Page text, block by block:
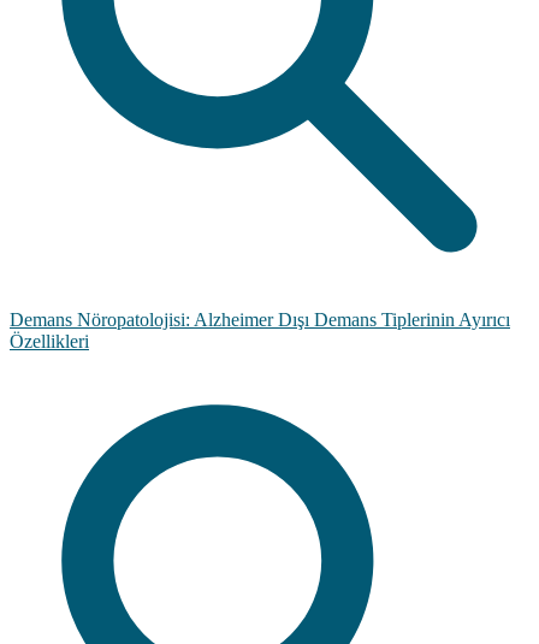
Demans Nöropatolojisi: Alzheimer Dışı Demans Tiplerinin Ayırıcı
Özellikleri